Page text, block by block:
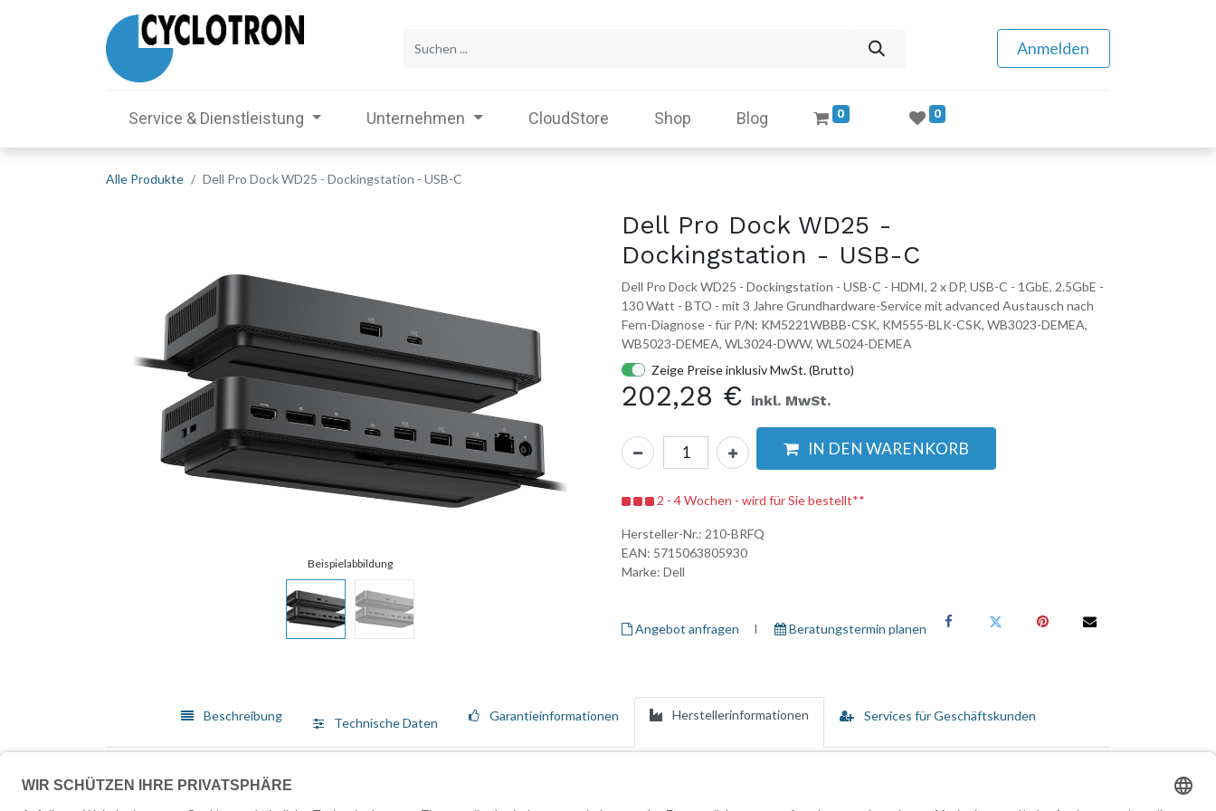
Anmelden
Service & Dienstleistung Unternehmen CloudStore Shop Blog 0 0
Alle Produkte Dell Pro Dock WD25 - Dockingstation - USB-C
Dell Pro Dock WD25 -
Dockingstation - USB-C
Dell Pro Dock WD25 - Dockingstation - USB-C - HDMI, 2 x DP, USB-C - 1GbE, 2.5GbE -
130 Watt - BTO - mit 3 Jahre Grundhardware-Service mit advanced Austausch nach
Fern-Diagnose - für P/N: KM5221WBBB-CSK, KM555-BLK-CSK, WB3023-DEMEA,
WB5023-DEMEA, WL3024-DWW, WL5024-DEMEA
Zeige Preise inklusiv MwSt. (Brutto)
202,28 € inkl. MwSt.
IN DEN WARENKORB
2 - 4 Wochen - wird für Sie bestellt**
Hersteller-Nr.: 210-BRFQ
EAN: 5715063805930
Marke: Dell
Angebot anfragen I ​ Beratungstermin planen
Beschreibung Technische Daten Garantieinformationen Herstellerinformationen Services für Geschäftskunden
von 90 cm ermöglicht diese Dockingstation eine nahtlose Verbindung zu verschiedenen Geräten. Sie unterstützt mehrere Videoschnittstellen, darunter HDMI, DisplayPort und